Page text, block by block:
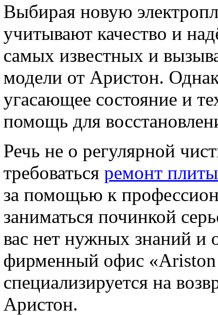
Выбирая новую
учитывают качество и
самых известных и
модели от Аристон.
угасающее состояние и
помощь для
Речь не о регулярной
требоваться ремонт
за помощью к
заниматься починкой
вас нет нужных знаний и
фирменный офис «Ariston
специализируется на
Аристон.